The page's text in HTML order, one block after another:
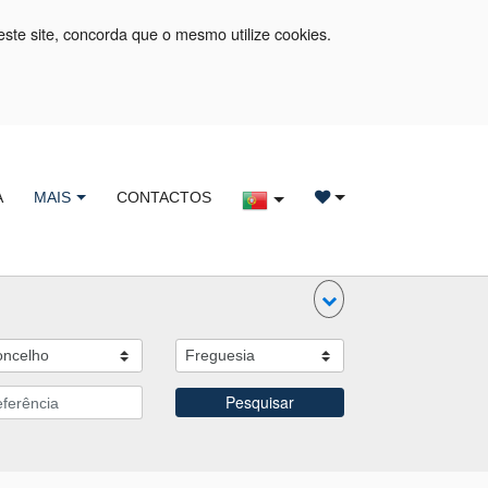
site, concorda que o mesmo utilize cookies.
MAIS CONTACTOS
Pesquisar